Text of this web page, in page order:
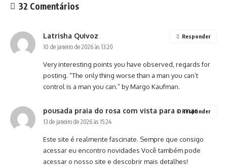
32 Comentários
Latrisha Quivoz
10 de janeiro de 2026 às 13:20
Very interesting points you have observed, regards for
posting. “The only thing worse than a man you can’t
control is a man you can.” by Margo Kaufman.
Responder
pousada praia do rosa com vista para o mar
13 de janeiro de 2026 às 15:24
Este site é realmente fascinate. Sempre que consigo
acessar eu encontro novidades Você também pode
acessar o nosso site e descobrir mais detalhes!
Responder